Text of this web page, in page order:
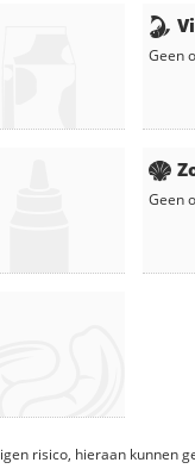
Geen
Geen
risico, hieraan kunnen